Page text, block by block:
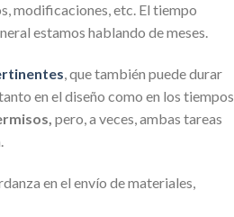
modificaciones, etc. El tiempo
estamos hablando de meses.
, que también puede durar
en el diseño como en los tiempos
pero, a veces, ambas tareas
en el envío de materiales,